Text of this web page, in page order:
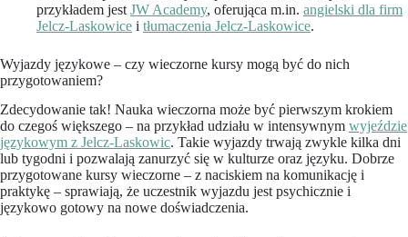
przykładem jest JW Academy, oferująca m.in. angielski dla firm
Jelcz-Laskowice i tłumaczenia Jelcz-Laskowice.
Wyjazdy językowe – czy wieczorne kursy mogą być do nich
przygotowaniem?
Zdecydowanie tak! Nauka wieczorna może być pierwszym krokiem
do czegoś większego – na przykład udziału w intensywnym wyjeździe
językowym z Jelcz-Laskowic. Takie wyjazdy trwają zwykle kilka dni
lub tygodni i pozwalają zanurzyć się w kulturze oraz języku. Dobrze
przygotowane kursy wieczorne – z naciskiem na komunikację i
praktykę – sprawiają, że uczestnik wyjazdu jest psychicznie i
językowo gotowy na nowe doświadczenia.